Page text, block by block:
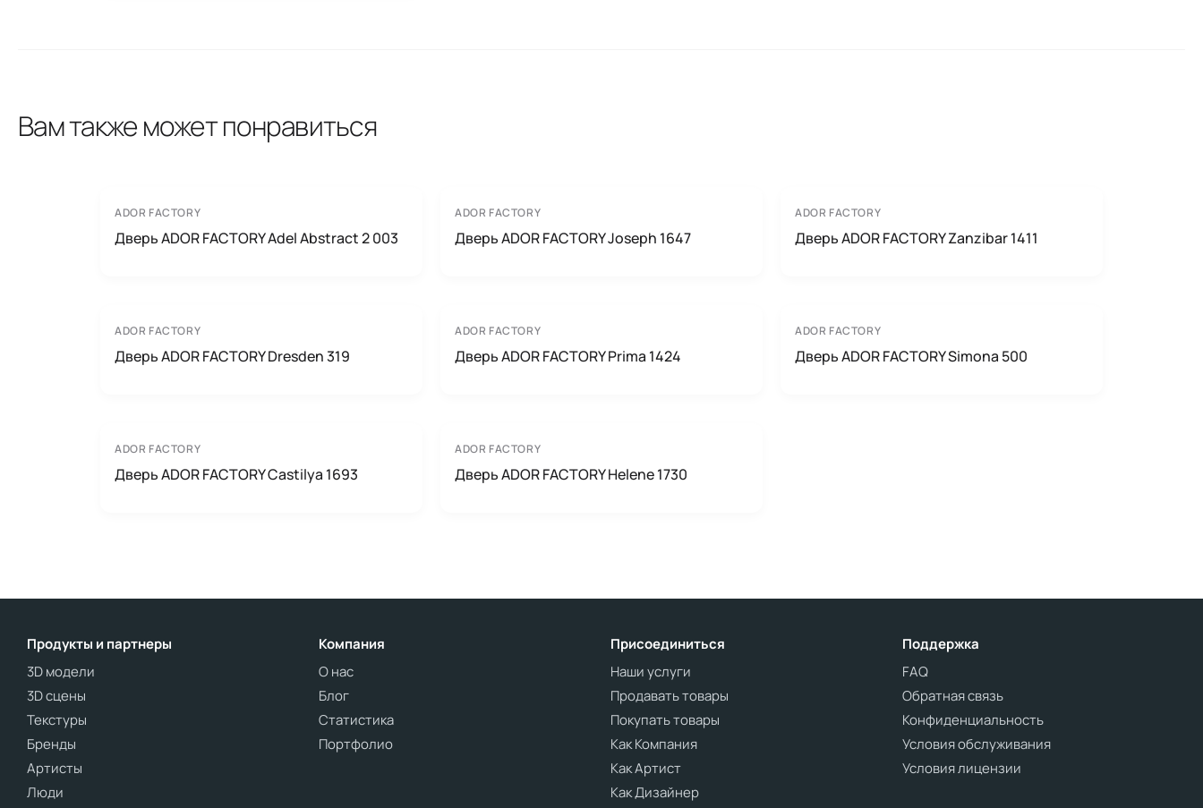
Вам также может понравиться
ADOR FACTORY
Дверь ADOR FACTORY Adel Abstract 2 003
ADOR FACTORY
Дверь ADOR FACTORY Joseph 1647
ADOR FACTORY
Дверь ADOR FACTORY Zanzibar 1411
ADOR FACTORY
Дверь ADOR FACTORY Dresden 319
ADOR FACTORY
Дверь ADOR FACTORY Prima 1424
ADOR FACTORY
Дверь ADOR FACTORY Simona 500
ADOR FACTORY
Дверь ADOR FACTORY Castilya 1693
ADOR FACTORY
Дверь ADOR FACTORY Helene 1730
Продукты и партнеры
3D модели
3D сцены
Текстуры
Бренды
Артисты
Люди
Компания
О нас
Блог
Статистика
Портфолио
Присоединиться
Наши услуги
Продавать товары
Покупать товары
Как Компания
Как Артист
Как Дизайнер
Поддержка
FAQ
Обратная связь
Конфиденциальность
Условия обслуживания
Условия лицензии